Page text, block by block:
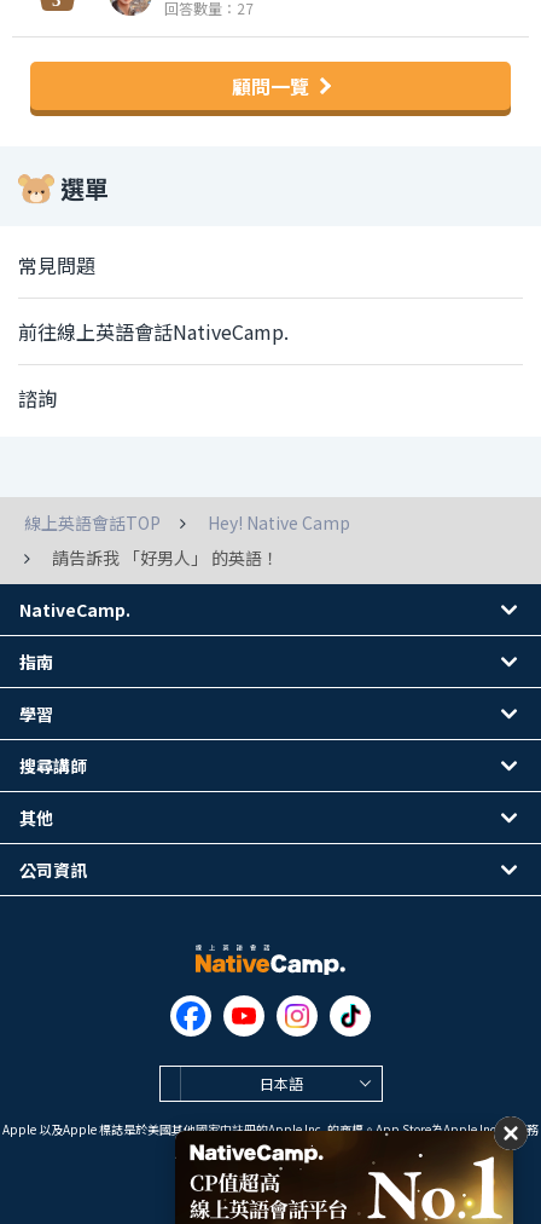
回答數量：27
顧問一覽
選單
常見問題
前往線上英語會話NativeCamp.
諮詢
線上英語會話TOP
Hey! Native Camp
請告訴我 「好男人」 的英語！
日本語
Apple 以及Apple 標誌是於美國其他國家中註冊的Apple Inc. 的商標。App Store為Apple Inc. 的服務
標誌。
Google Play是 Google LLC 的商標。
Copyright © 2026 線上英語會話
NativeCamp.
指南
學習
搜尋講師
其他
公司資訊